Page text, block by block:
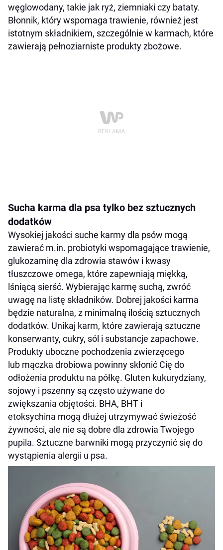
węglowodany, takie jak ryż, ziemniaki czy bataty.
Błonnik, który wspomaga trawienie, również jest
istotnym składnikiem, szczególnie w karmach, które
zawierają pełnoziarniste produkty zbożowe.
Sucha karma dla psa tylko bez sztucznych
dodatków
Wysokiej jakości suche karmy dla psów mogą
zawierać m.in. probiotyki wspomagające trawienie,
glukozaminę dla zdrowia stawów i kwasy
tłuszczowe omega, które zapewniają miękką,
lśniącą sierść. Wybierając karmę suchą, zwróć
uwagę na listę składników. Dobrej jakości karma
będzie naturalna, z minimalną ilością sztucznych
dodatków. Unikaj karm, które zawierają sztuczne
konserwanty, cukry, sól i substancje zapachowe.
Produkty uboczne pochodzenia zwierzęcego
lub mączka drobiowa powinny skłonić Cię do
odłożenia produktu na półkę. Gluten kukurydziany,
sojowy i pszenny są często używane do
zwiększania objętości. BHA, BHT i
etoksychina mogą dłużej utrzymywać świeżość
żywności, ale nie są dobre dla zdrowia Twojego
pupila. Sztuczne barwniki mogą przyczynić się do
wystąpienia alergii u psa.